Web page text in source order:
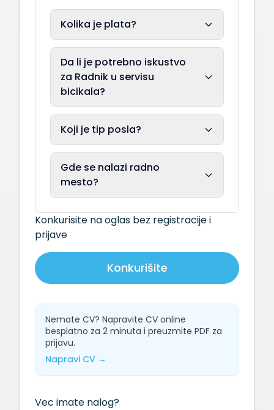
Kolika je plata?
Da li je potrebno iskustvo
za Radnik u servisu
bicikala?
Koji je tip posla?
Gde se nalazi radno
mesto?
Konkurisite na oglas bez registracije i
prijave
Konkurišite
Nemate CV? Napravite CV online
besplatno za 2 minuta i preuzmite PDF za
prijavu.
Napravi CV →
Vec imate nalog?